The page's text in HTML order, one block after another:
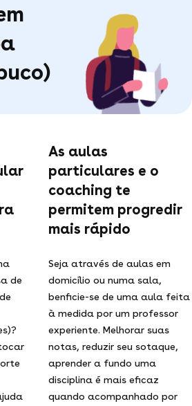
de
As aulas
particulares e o
coaching te
permitem progredir
mais rápido
Seja através de aulas em
domicílio ou numa sala,
benficie-se de uma aula feita
à medida por um professor
experiente. Melhorar suas
notas, reduzir seu sotaque,
aprender a fundo uma
disciplina é mais eficaz
quando acompanhado por